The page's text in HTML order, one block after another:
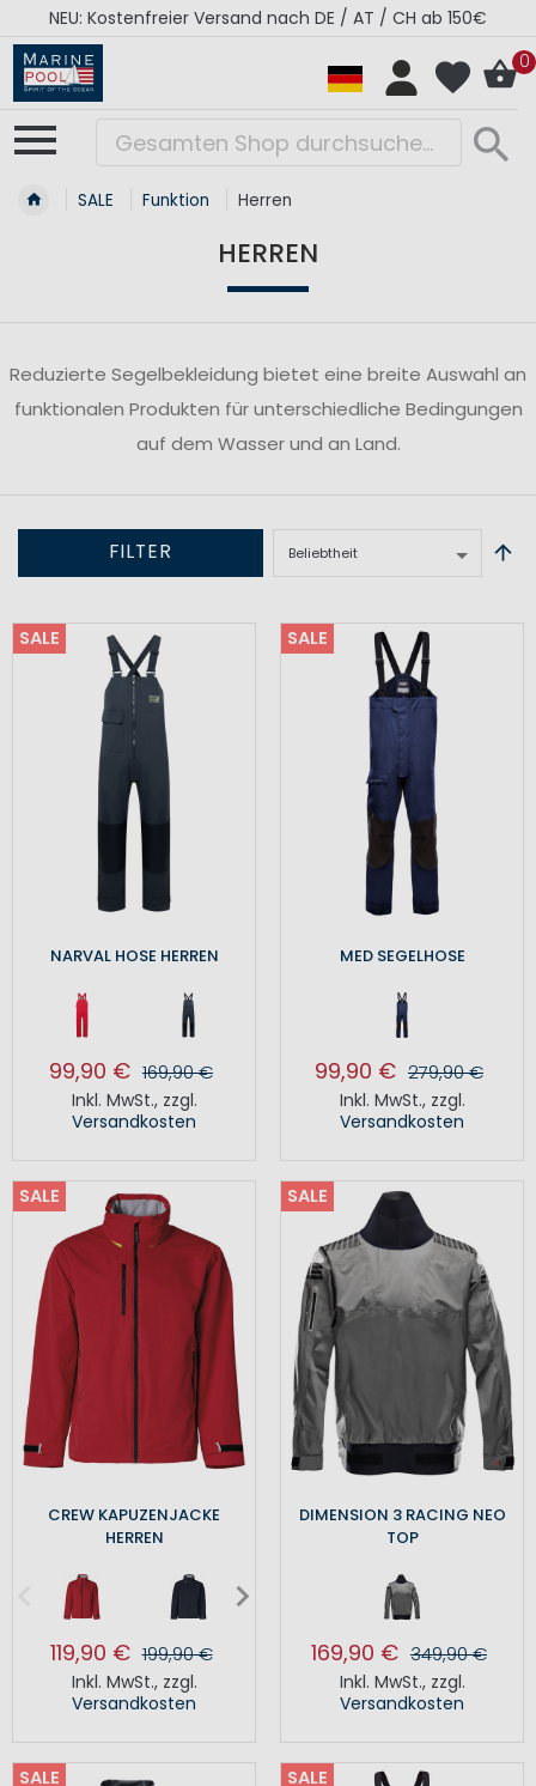
NEU: Kostenfreier Versand nach DE / AT / CH ab 150€
0
SALE Funktion Herren
HERREN
Reduzierte Segelbekleidung bietet eine breite Auswahl an
funktionalen Produkten für unterschiedliche Bedingungen
auf dem Wasser und an Land.
FILTER
SALE
NARVAL HOSE HERREN
99,90 € 169,90 €
Inkl. MwSt., zzgl.
Versandkosten
SALE
MED SEGELHOSE
99,90 € 279,90 €
Inkl. MwSt., zzgl.
Versandkosten
SALE
CREW KAPUZENJACKE
HERREN
119,90 € 199,90 €
Inkl. MwSt., zzgl.
Versandkosten
SALE
DIMENSION 3 RACING NEO
TOP
169,90 € 349,90 €
Inkl. MwSt., zzgl.
Versandkosten
SALE SALE